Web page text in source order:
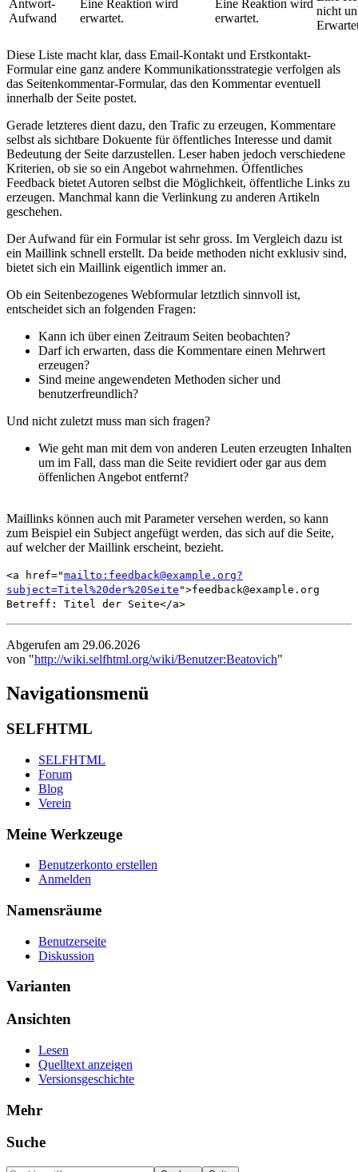
Antwort-
Aufwand
Eine Reaktion wird
erwartet.
Eine Reaktion wird
erwartet.
nicht
Diese Liste macht klar, dass Email-Kontakt und Erstkontakt-
Formular eine ganz andere Kommunikationsstrategie verfolgen als
das Seitenkommentar-Formular, das den Kommentar eventuell
innerhalb der Seite postet.
Gerade letzteres dient dazu, den Trafic zu erzeugen, Kommentare
selbst als sichtbare Dokuente für öffentliches Interesse und damit
Bedeutung der Seite darzustellen. Leser haben jedoch verschiedene
Kriterien, ob sie so ein Angebot wahrnehmen. Öffentliches
Feedback bietet Autoren selbst die Möglichkeit, öffentliche Links zu
erzeugen. Manchmal kann die Verlinkung zu anderen Artikeln
geschehen.
Der Aufwand für ein Formular ist sehr gross. Im Vergleich dazu ist
ein Maillink schnell erstellt. Da beide methoden nicht exklusiv sind,
bietet sich ein Maillink eigentlich immer an.
Ob ein Seitenbezogenes Webformular letztlich sinnvoll ist,
entscheidet sich an folgenden Fragen:
Kann ich über einen Zeitraum Seiten beobachten?
Darf ich erwarten, dass die Kommentare einen Mehrwert
erzeugen?
Sind meine angewendeten Methoden sicher und
benutzerfreundlich?
Und nicht zuletzt muss man sich fragen?
Wie geht man mit dem von anderen Leuten erzeugten Inhalten
um im Fall, dass man die Seite revidiert oder gar aus dem
öffenlichen Angebot entfernt?
Maillinks können auch mit Parameter versehen werden, so kann
zum Beispiel ein Subject angefügt werden, das sich auf die Seite,
auf welcher der Maillink erscheint, bezieht.
<a href="mailto:feedback@example.org?
subject=Titel%20der%20Seite ">feedback@example.org
Betreff: Titel der Seite</a>
Abgerufen am 29.06.2026
von "http://wiki.selfhtml.org/wiki/Benutzer:Beatovich"
Navigationsmenü
SELFHTML
SELFHTML
Forum
Blog
Verein
Meine Werkzeuge
Benutzerkonto erstellen
Anmelden
Namensräume
Benutzerseite
Diskussion
Varianten
Ansichten
Lesen
Quelltext anzeigen
Versionsgeschichte
Mehr
Suche